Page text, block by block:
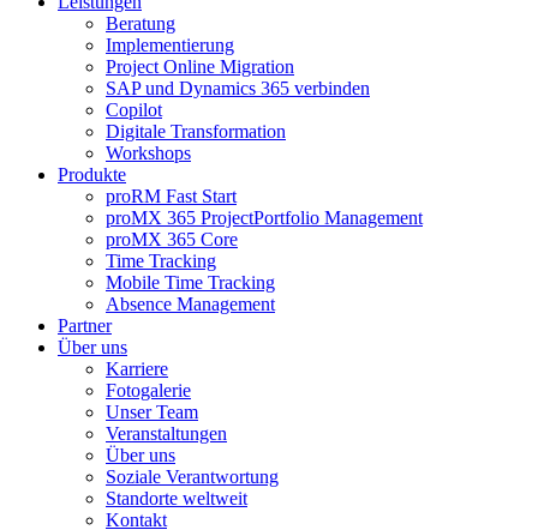
Beratung
Implementierung
Project Online Migration
SAP und Dynamics 365 verbinden
Copilot
Digitale Transformation
Workshops
Produkte
proRM Fast Start
proMX 365 ProjectPortfolio Management
proMX 365 Core
Time Tracking
Mobile Time Tracking
Absence Management
Partner
Über uns
Karriere
Fotogalerie
Unser Team
Veranstaltungen
Über uns
Soziale Verantwortung
Standorte weltweit
Kontakt